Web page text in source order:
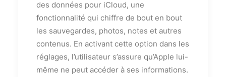
des données pour iCloud, une
fonctionnalité qui chiffre de bout en bout
les sauvegardes, photos, notes et autres
contenus. En activant cette option dans les
réglages, l’utilisateur s’assure qu’Apple lui-
même ne peut accéder à ses informations.